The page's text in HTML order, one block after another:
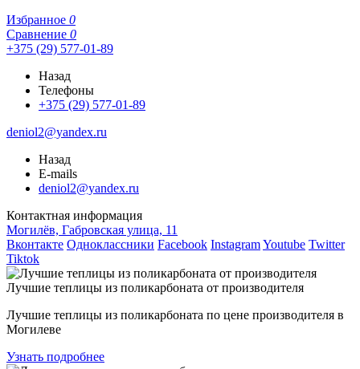
Избранное 0
Сравнение 0
+375 (29) 577-01-89
Назад
Телефоны
+375 (29) 577-01-89
deniol2@yandex.ru
Назад
E-mails
deniol2@yandex.ru
Контактная информация
Могилёв, Габровская улица, 11
Вконтакте Одноклассники Facebook InstagramYoutube Twitter
Tiktok
Лучшие теплицы из поликарбоната от производителя
Лучшие теплицы из поликарбоната по цене производителя в
Могилеве
Узнать подробнее